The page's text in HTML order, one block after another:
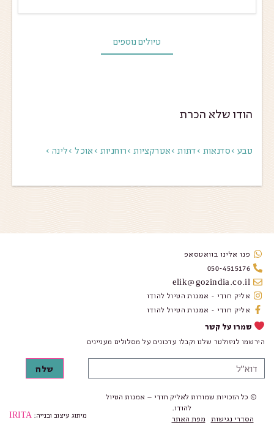
טיולים נוספים
הודו שלא הכרת
טבע >סדנאות >דתות >אטרקציות >רוחניות >אוכל >לינה >
פנו אלינו בוואטסאפ
050-4515176
elik@go2india.co.il
אליק חודי - אמנות הטיול להודו
אליק חודי - אמנות הטיול להודו
שמרו על קשר
הירשמו לניזולטר שלנו וקבלו עדכונים על מסלולים מעניינים
שלח
© כל הזכויות שמורות לאליק חודי – אמנות הטיול
להודו.
הסדרי נגישות מפת האתר מיתוג עיצוב ובנייה: IRITA